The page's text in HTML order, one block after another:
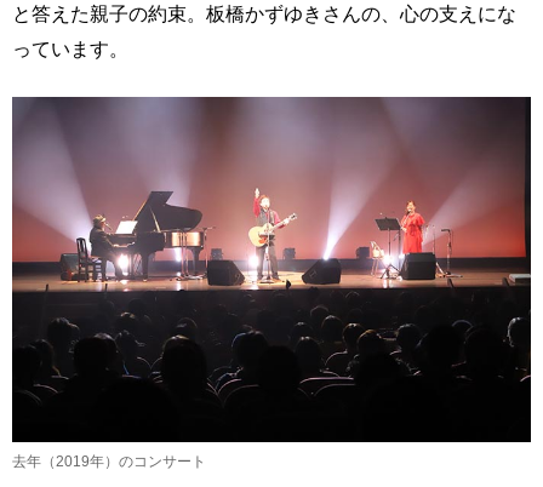
と答えた親子の約束。板橋かずゆきさんの、心の支えにな
っています。
去年（2019年）のコンサート